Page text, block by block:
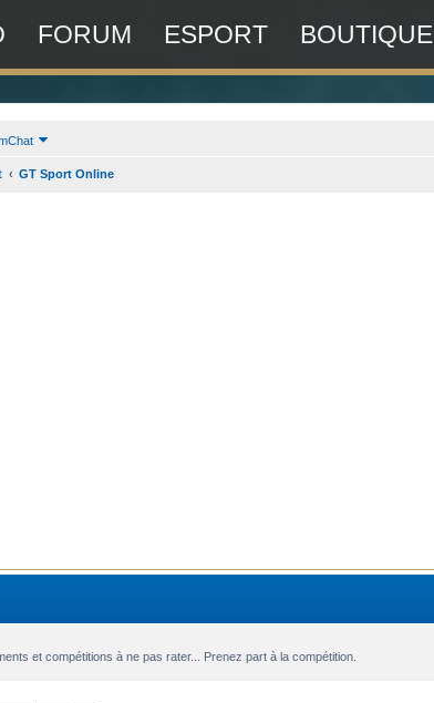
FORUM ESPORT BOUTIQUE
GT Sport Online
et compétitions à ne pas rater... Prenez part à la compétition.